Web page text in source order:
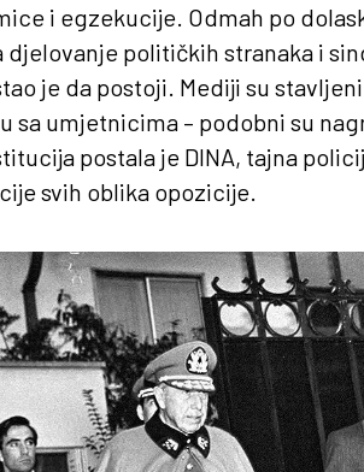
i egzekucije. Odmah po
djelovanje političkih stranaka i
je da postoji. Mediji su
sa umjetnicima – podobni su
postala je DINA, tajna
svih oblika opozicije.